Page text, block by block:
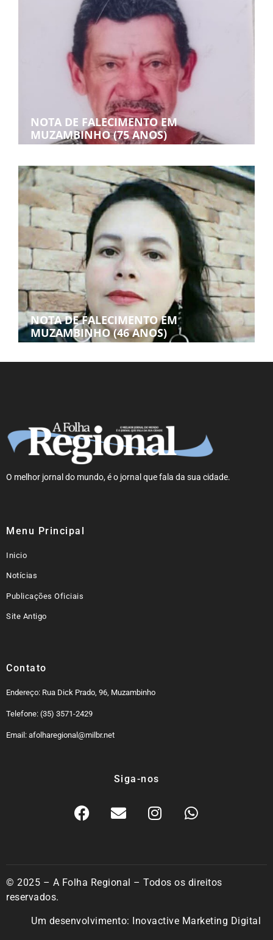
NOTA DE FALECIMENTO EM
MUZAMBINHO (75 ANOS)
NOTA DE FALECIMENTO EM
MUZAMBINHO (46 ANOS)
O melhor jornal do mundo, é o jornal que fala da sua cidade.
Menu Principal
Inicio
Notícias
Publicações Oficiais
Site Antigo
Contato
Endereço: Rua Dick Prado, 96, Muzambinho
Telefone: (35) 3571-2429
Email: afolharegional@milbr.net
Siga-nos
© 2025 – A Folha Regional – Todos os direitos
reservados.
Um desenvolvimento: Inovactive Marketing Digital